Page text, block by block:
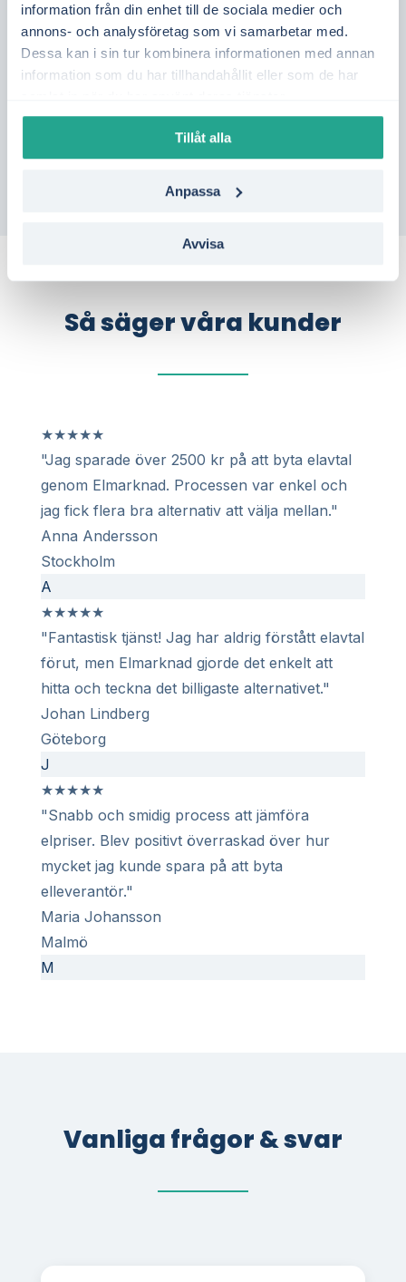
information från din enhet till de sociala medier och
annons- och analysföretag som vi samarbetar med.
Dessa kan i sin tur kombinera informationen med annan
information som du har tillhandahållit eller som de har
Tillåt alla
Anpassa
Avvisa
återbetalningstid.
Vill du ta reda på om ditt tak är lämpligt för
solceller?Gör en kostnadsfri offertförfrågan
Så säger våra kunder
★★★★★
"Jag sparade över 2500 kr på att byta elavtal
genom Elmarknad. Processen var enkel och
jag fick flera bra alternativ att välja mellan."
Anna Andersson
Stockholm
A
★★★★★
"Fantastisk tjänst! Jag har aldrig förstått elavtal
förut, men Elmarknad gjorde det enkelt att
hitta och teckna det billigaste alternativet."
Johan Lindberg
Göteborg
J
★★★★★
"Snabb och smidig process att jämföra
elpriser. Blev positivt överraskad över hur
mycket jag kunde spara på att byta
elleverantör."
Maria Johansson
Malmö
M
Vanliga frågor & svar